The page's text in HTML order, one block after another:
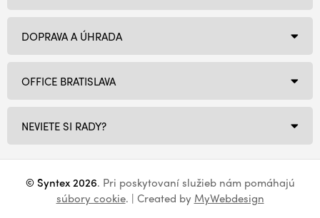
OFFICE BRATISLAVA
NEVIETE SI RADY?
DOPRAVA A ÚHRADA
© Syntex 2026. Pri poskytovaní služieb nám pomáhajú
súbory cookie. | Created by MyWebdesign